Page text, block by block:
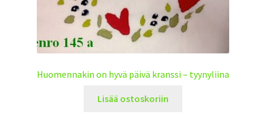
Huomennakin on hyvä päivä kranssi – tyynyliina
Lisää ostoskoriin